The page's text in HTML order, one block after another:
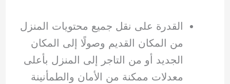
القدرة على نقل جميع محتويات المنزل
من المكان القديم وصولًا إلى المكان
الجديد أو من التاجر إلى المنزل بأعلى
معدلات ممكنة من الأمان والطمأنينة